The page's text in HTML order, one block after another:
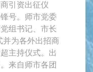
引资出征仪
号。师市党委
组书记、市长
并为各外出招商
主持仪式。出
来自师市各团